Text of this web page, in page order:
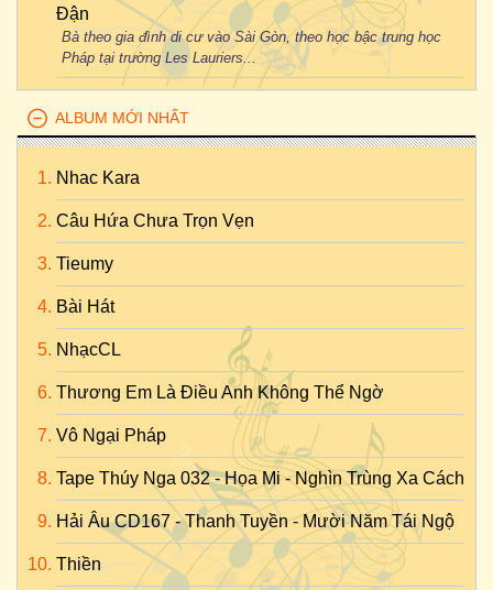
Đận
Bà theo gia đình di cư vào Sài Gòn, theo học bậc trung học
Pháp tại trường Les Lauriers...
ALBUM MỚI NHẤT
Nhac Kara
Câu Hứa Chưa Trọn Vẹn
Tieumy
Bài Hát
NhạcCL
Thương Em Là Điều Anh Không Thể Ngờ
Vô Ngại Pháp
Tape Thúy Nga 032 - Họa Mi - Nghìn Trùng Xa Cách
Hải Âu CD167 - Thanh Tuyền - Mười Năm Tái Ngộ
Thiền